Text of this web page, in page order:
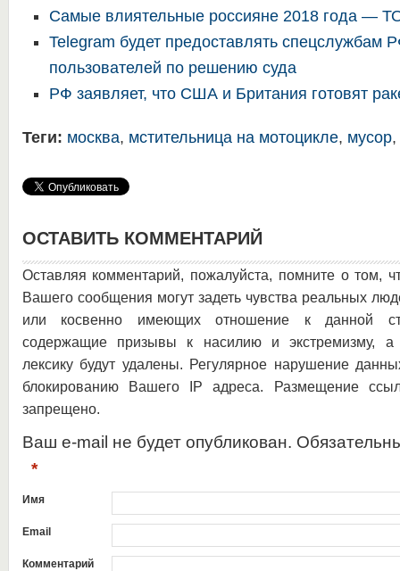
Самые влиятельные россияне 2018 года —
Telegram будет предоставлять спецслужбам
пользователей по решению суда
РФ заявляет, что США и Британия готовят
Теги: москва, мстительница на мотоцикле, мусор,
ОСТАВИТЬ КОММЕНТАРИЙ
Оставляя комментарий, пожалуйста, помните о том,
Вашего сообщения могут задеть чувства реальных
или косвенно имеющих отношение к данной
содержащие призывы к насилию и экстремизму, а
лексику будут удалены. Регулярное нарушение
блокированию Вашего IP адреса. Размещение
запрещено.
Ваш e-mail не будет опубликован.
*
Имя
Email
Комментарий